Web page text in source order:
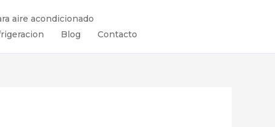
aire acondicionado
Blog Contacto